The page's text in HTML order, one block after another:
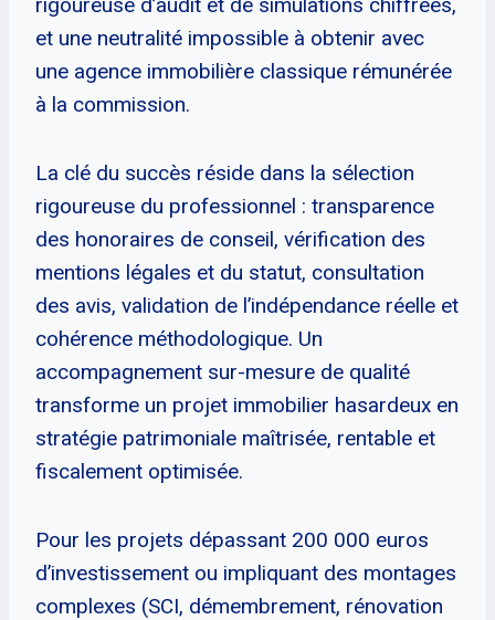
et une neutralité impossible à obtenir avec
une agence immobilière classique rémunérée
à la commission.
La clé du succès réside dans la sélection
rigoureuse du professionnel : transparence
des honoraires de conseil, vérification des
mentions légales et du statut, consultation
des avis, validation de l’indépendance réelle et
cohérence méthodologique. Un
accompagnement sur-mesure de qualité
transforme un projet immobilier hasardeux en
stratégie patrimoniale maîtrisée, rentable et
fiscalement optimisée.
Pour les projets dépassant 200 000 euros
d’investissement ou impliquant des montages
complexes (SCI, démembrement, rénovation